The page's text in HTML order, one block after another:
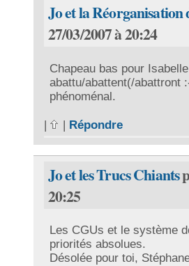
Jo et la Réorganisation
27/03/2007 à 20:24
Chapeau bas pour
abattu/abattent(/abattront
phénoménal.
| | Répondre
Jo et les Trucs Chiants
20:25
Les CGUs et le système
priorités absolues.
Désolée pour toi,